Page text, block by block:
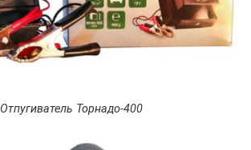
Отпугиватель Торнадо-400